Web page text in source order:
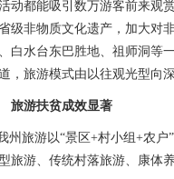
动都能吸引数万游客前来观
级非物质文化遗产，加大对
白水台东巴胜地、祖师洞等
旅游模式由以往观光型向
旅游扶贫成效显著
州旅游以“景区+村小组+农
旅游、传统村落旅游、康体